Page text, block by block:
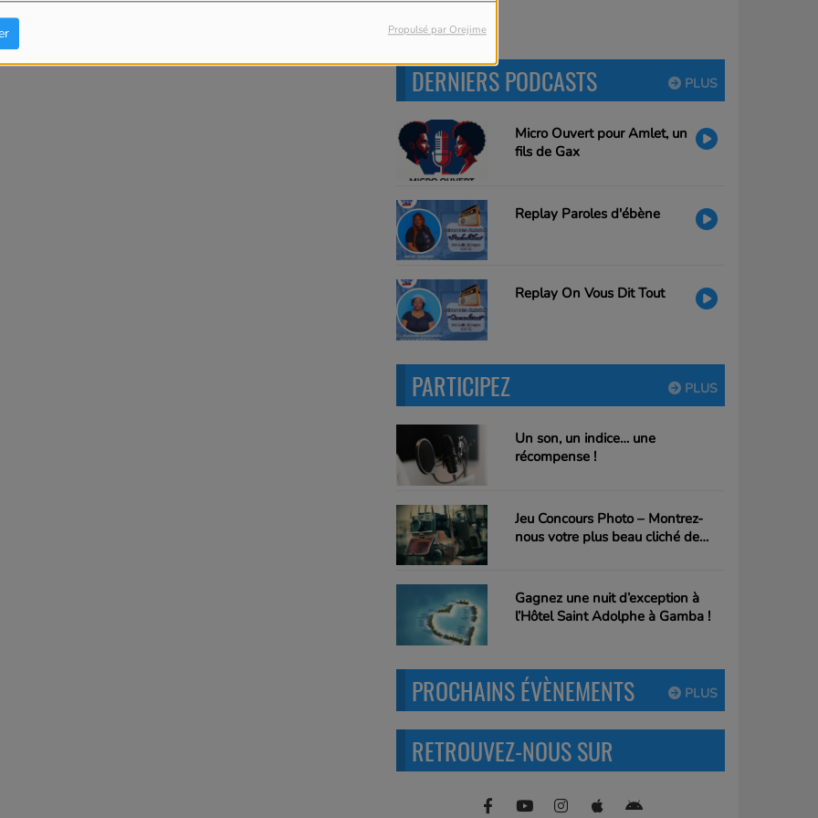
Propulsé par Orejime
PLUS
DERNIERS PODCASTS
Micro Ouvert pour Amlet, un
fils de Gax
Replay Paroles d'ébène
Replay On Vous Dit Tout
PLUS
PARTICIPEZ
Un son, un indice… une
récompense !
Jeu Concours Photo – Montrez-
nous votre plus beau cliché de
Gagnez une nuit d’exception à
l’Hôtel Saint Adolphe à Gamba !
PLUS
PROCHAINS ÉVÈNEMENTS
RETROUVEZ-NOUS SUR